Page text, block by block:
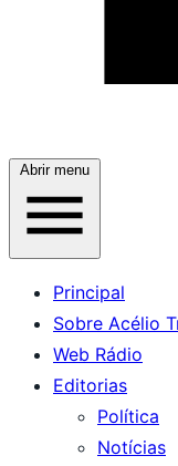
Abrir menu
Principal
Sobre Acélio
Web Rádio
Editorias
Política
Notícias